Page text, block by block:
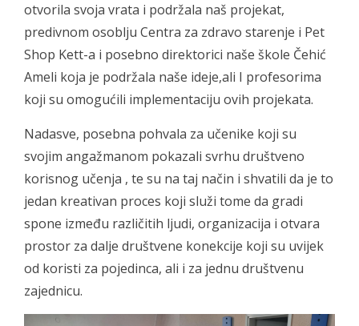
otvorila svoja vrata i podržala naš projekat,
predivnom osoblju Centra za zdravo starenje i Pet
Shop Kett-a i posebno direktorici naše škole Čehić
Ameli koja je podržala naše ideje,ali I profesorima
koji su omogućili implementaciju ovih projekata.
Nadasve, posebna pohvala za učenike koji su
svojim angažmanom pokazali svrhu društveno
korisnog učenja , te su na taj način i shvatili da je to
jedan kreativan proces koji služi tome da gradi
spone između različitih ljudi, organizacija i otvara
prostor za dalje društvene konekcije koji su uvijek
od koristi za pojedinca, ali i za jednu društvenu
zajednicu.